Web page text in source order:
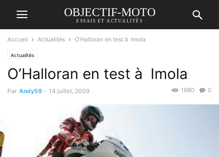
OBJECTIF-MOTO
ESSAIS ET ACTUALITÉS
Accueil Actualités O’Halloran en test à Imola
Actualités
O’Halloran en test à Imola
Par Andy59 - 14 juillet, 2009 0
1680